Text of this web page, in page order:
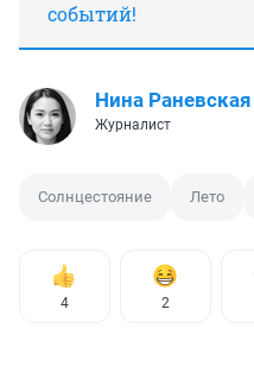
событий!
Нина Раневская
Журналист
Солнцестояние Лето
4 2